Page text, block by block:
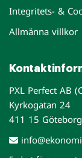
Integritets- &
Allmänna villkor
PXL Perfect AB
Kyrkogatan 24
411 15 Göteborg